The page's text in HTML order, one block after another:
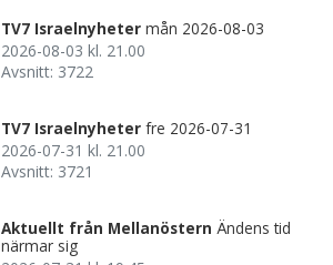
TV7 Israelnyheter mån 2026-08-03
2026-08-03 kl. 21.00
Avsnitt: 3722
TV7 Israelnyheter fre 2026-07-31
2026-07-31 kl. 21.00
Avsnitt: 3721
Aktuellt från Mellanöstern Ändens tid
närmar sig